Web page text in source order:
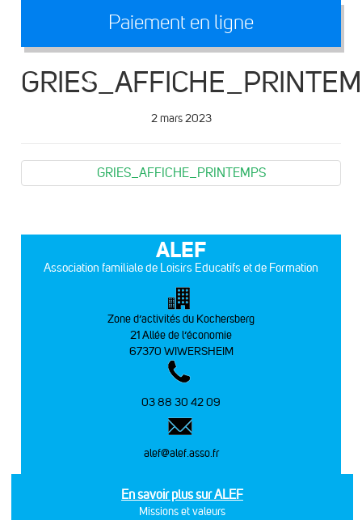
Paiement en ligne
2 mars 2023
GRIES_AFFICHE_PRINTEMPS
ALEF
Association familiale de Loisirs Educatifs et de Formation
Zone d’activités du Kochersberg
21 Allée de l’économie
67370 WIWERSHEIM
03 88 30 42 09
alef@alef.asso.fr
En savoir plus sur ALEF
Missions et valeurs